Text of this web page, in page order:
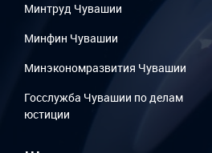
Минтруд Чувашии
Минфин Чувашии
Минэкономразвития Чувашии
Госслужба Чувашии по делам
юстиции
...